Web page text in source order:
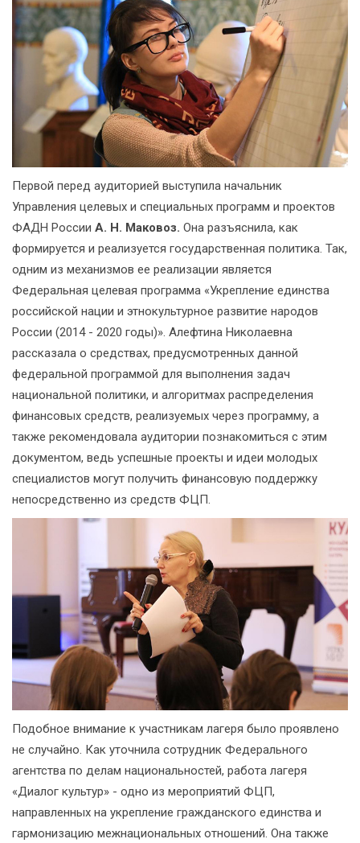
Первой перед аудиторией выступила начальник
Управления целевых и специальных программ и проектов
ФАДН России А. Н. Маковоз. Она разъяснила, как
формируется и реализуется государственная политика. Так,
одним из механизмов ее реализации является
Федеральная целевая программа «Укрепление единства
российской нации и этнокультурное развитие народов
России (2014 - 2020 годы)». Алефтина Николаевна
рассказала о средствах, предусмотренных данной
федеральной программой для выполнения задач
национальной политики, и алгоритмах распределения
финансовых средств, реализуемых через программу, а
также рекомендовала аудитории познакомиться с этим
документом, ведь успешные проекты и идеи молодых
специалистов могут получить финансовую поддержку
непосредственно из средств ФЦП.
Подобное внимание к участникам лагеря было проявлено
не случайно. Как уточнила сотрудник Федерального
агентства по делам национальностей, работа лагеря
«Диалог культур» - одно из мероприятий ФЦП,
направленных на укрепление гражданского единства и
гармонизацию межнациональных отношений. Она также